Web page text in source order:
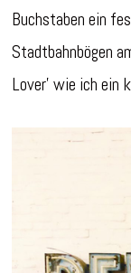
Buchstaben ein
Stadtbahnbögen
Lover’ wie ich ein